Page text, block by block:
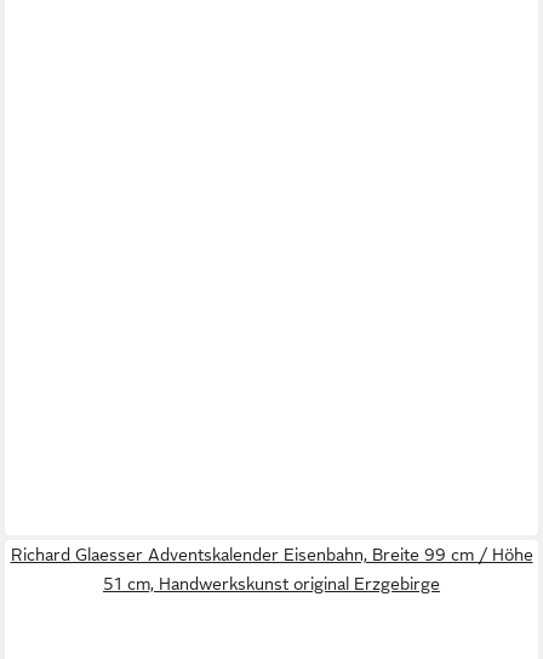
Richard Glaesser Adventskalender Eisenbahn, Breite 99 cm / Höhe
51 cm, Handwerkskunst original Erzgebirge